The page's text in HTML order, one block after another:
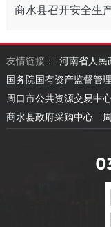
商水县召开安全生
友情链接：
河南省人民
国务院国有资产监督管
周口市公共资源交易中
商水县政府采购中心